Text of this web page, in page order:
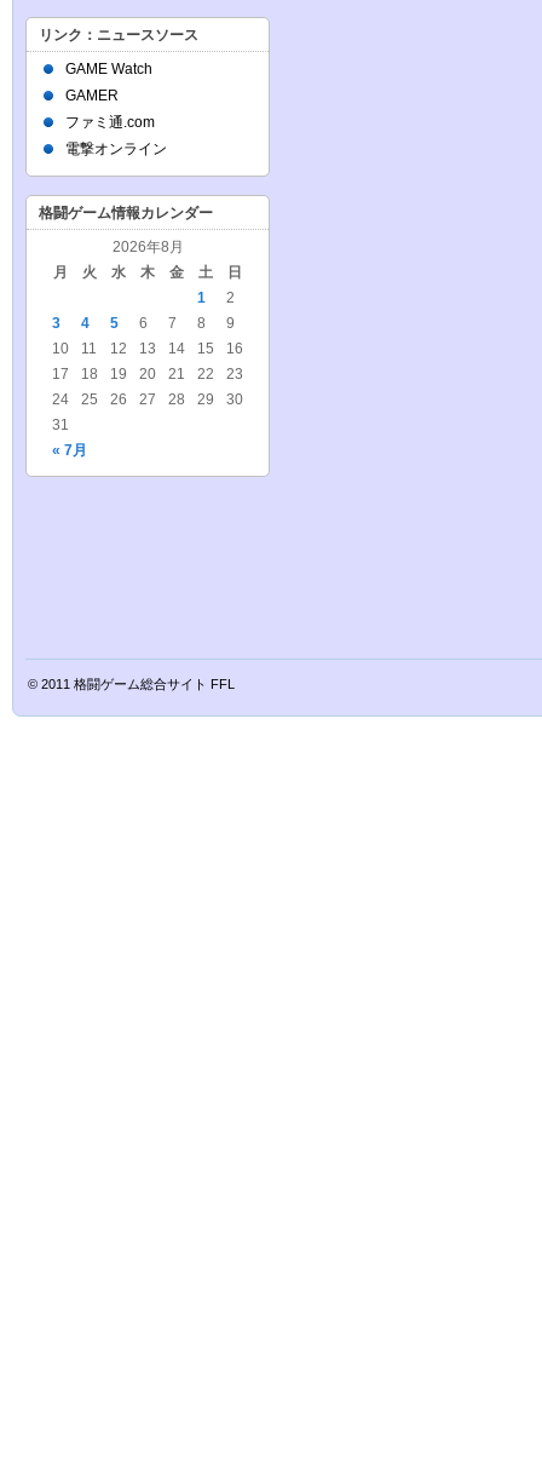
リンク：ニュースソース
GAME Watch
GAMER
ファミ通.com
電撃オンライン
格闘ゲーム情報カレンダー
2026年8月
月
火 水 木 金 土 日
« 7月
1
2
3
4 5 6 7 8
9
10
11 12 13 14 15
16
17
18 19 20 21 22
23
24
25 26 27 28 29
30
31
© 2011 格闘ゲーム総合サイト FFL